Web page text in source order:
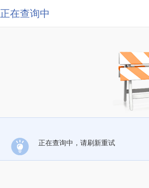
正在查询中
正在查询中，请刷新重试